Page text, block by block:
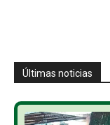
Últimas noticias